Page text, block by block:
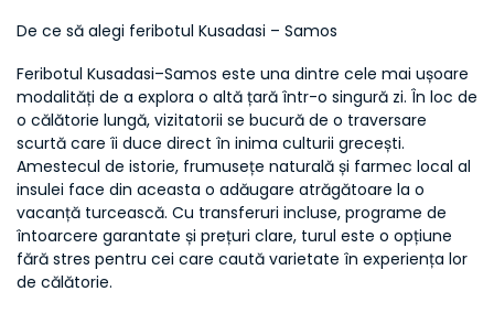
De ce să alegi feribotul Kusadasi – Samos
Feribotul Kusadasi–Samos este una dintre cele mai ușoare
modalități de a explora o altă țară într-o singură zi. În loc de
o călătorie lungă, vizitatorii se bucură de o traversare
scurtă care îi duce direct în inima culturii grecești.
Amestecul de istorie, frumusețe naturală și farmec local al
insulei face din aceasta o adăugare atrăgătoare la o
vacanță turcească. Cu transferuri incluse, programe de
întoarcere garantate și prețuri clare, turul este o opțiune
fără stres pentru cei care caută varietate în experiența lor
de călătorie.